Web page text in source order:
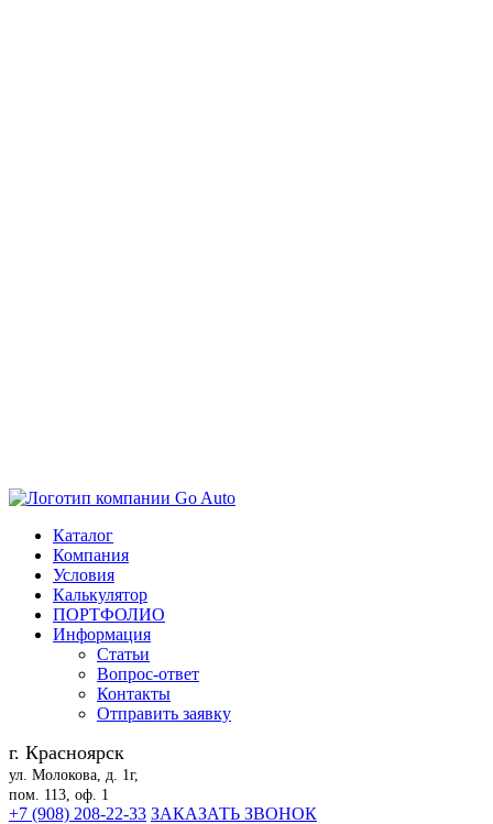
Каталог
Компания
Условия
Калькулятор
ПОРТФОЛИО
Информация
Статьи
Вопрос-ответ
Контакты
Отправить заявку
г. Красноярск
ул. Молокова, д. 1г,
пом. 113, оф. 1
+7 (908) 208-22-33 ЗАКАЗАТЬ ЗВОНОК